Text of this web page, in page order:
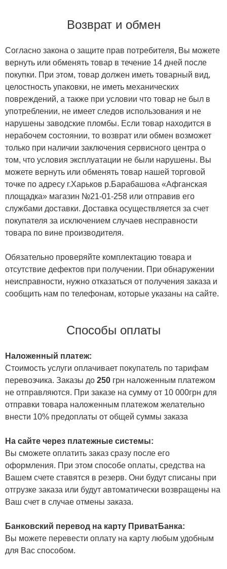
Возврат и обмен
Согласно закона о защите прав потребителя, Вы можете
вернуть или обменять товар в течение 14 дней после
покупки. При этом, товар должен иметь товарный вид,
целостность упаковки, не иметь механических
повреждений, а также при условии что товар не был в
употреблении, не имеет следов использования и не
нарушены заводские пломбы. Если товар находится в
нерабочем состоянии, то возврат или обмен возможет
только при наличии заключения сервисного центра о
том, что условия эксплуатации не были нарушены. Вы
можете вернуть или обменять товар нашей торговой
точке по адресу г.Харьков р.Барабашова «Афганская
площадка» магазин №21-01-258 или отправив его
службами доставки. Доставка осуществляется за счет
покупателя за исключением случаев несправности
товара по вине производителя.
Обязательно проверяйте комплектацию товара и
отсутствие дефектов при получении. При обнаружении
неисправности, нужно отказаться от получения заказа и
сообщить нам по телефонам, которые указаны на сайте.
Способы оплаты
Наложенный платеж:
Стоимость услуги оплачивает покупатель по тарифам
перевозчика. Заказы до 250 грн наложенным платежом
не отправляются. При заказе на сумму от 10 000грн для
отправки товара наложенным платежом желательно
внести 10% предоплаты от общей суммы заказа
На сайте через платежные системы:
Вы сможете оплатить заказ сразу после его
оформления. При этом способе оплаты, средства на
Вашем счете ставятся в резерв. Они будут списаны при
отгрузке заказа или будут автоматически возвращены на
Ваш счет в случае отмены заказа.
Банковский перевод на карту ПриватБанка:
Вы можете перевести оплату на карту любым удобным
для Вас способом.